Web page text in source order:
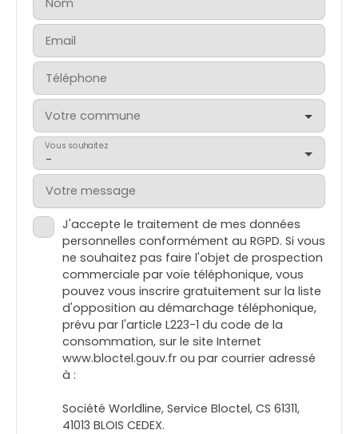
Email
Téléphone
Votre commune
-
Vous souhaitez
Votre message
J'accepte le traitement de mes données
personnelles conformément au RGPD. Si vous
ne souhaitez pas faire l'objet de prospection
commerciale par voie téléphonique, vous
pouvez vous inscrire gratuitement sur la liste
d'opposition au démarchage téléphonique,
prévu par l'article L223-1 du code de la
consommation, sur le site Internet
www.bloctel.gouv.fr ou par courrier adressé
à :
Société Worldline, Service Bloctel, CS 61311,
41013 BLOIS CEDEX.